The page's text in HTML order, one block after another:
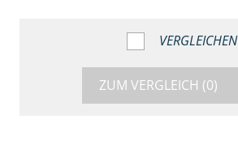
VERGLEICHEN
ZUM VERGLEICH (0)